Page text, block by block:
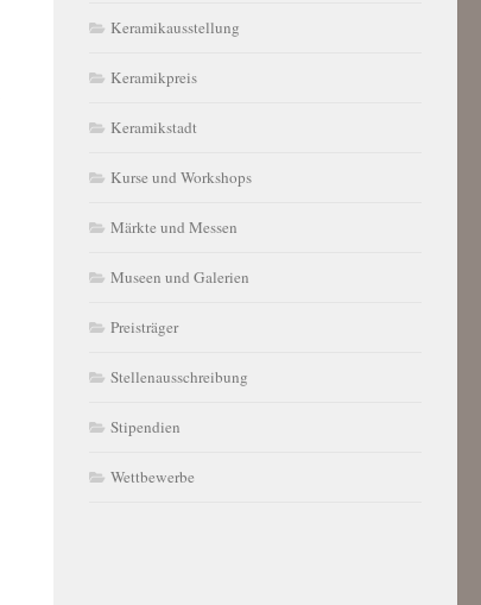
Keramikausstellung
Keramikpreis
Keramikstadt
Kurse und Workshops
Märkte und Messen
Museen und Galerien
Preisträger
Stellenausschreibung
Stipendien
Wettbewerbe